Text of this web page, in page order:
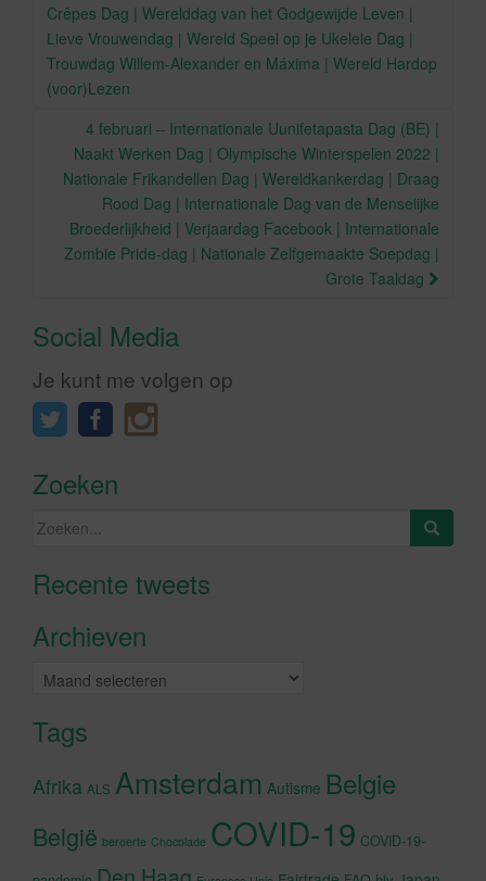
Crêpes Dag | Werelddag van het Godgewijde Leven |
Lieve Vrouwendag | Wereld Speel op je Ukelele Dag |
Trouwdag Willem-Alexander en Máxima | Wereld Hardop
(voor)Lezen
4 februari – Internationale Uunifetapasta Dag (BE) |
Naakt Werken Dag | Olympische Winterspelen 2022 |
Nationale Frikandellen Dag | Wereldkankerdag | Draag
Rood Dag | Internationale Dag van de Menselijke
Broederlijkheid | Verjaardag Facebook | Internationale
Zombie Pride-dag | Nationale Zelfgemaakte Soepdag |
Grote Taaldag
Social Media
Je kunt me volgen op
Zoeken
Zoeken
Recente tweetsKlik om marketing cookies te
Archieven
Archieven
Tags
Afrika ALS Amsterdam Autisme Belgie
België beroerte Chocolade COVID-19 COVID-19-